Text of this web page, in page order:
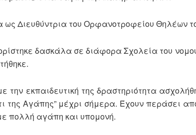
Διευθύντρια του Ορφανοτροφείου Θηλέων
δασκάλα σε διάφορα Σχολεία του νομού
της δραστηριότητα
της Αγάπης” μέχρι σήμερα. Έχουν περάσει
πολλή αγάπη και υπομονή.